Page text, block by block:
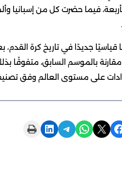
فيما حضرت كل من إسبانيا
موسم 2024-2025، بزيادة قدرها 12% مقارنة بالموسم
على مستوى العالم وفق
Share on X
Share on WhatsApp
Share on Telegram
Share on LinkedIn
Print this Page